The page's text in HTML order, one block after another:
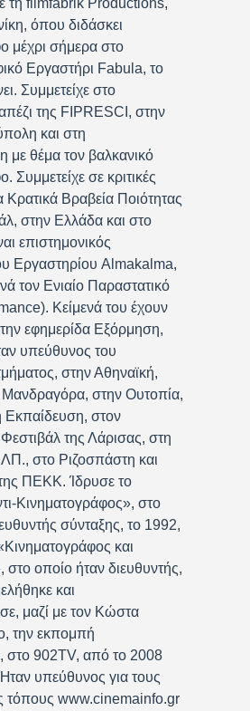
όπου διδάσκει
μέχρι σήμερα στο
Εργαστήρι Fabula, το
Συμμετείχε στο
της FIPRESCI, στην
και στη
με θέμα τον βαλκανικό
Συμμετείχε σε κριτικές
Κρατικά Βραβεία Ποιότητας
στην Ελλάδα και στο
επιστημονικός
Εργαστηρίου Almakalma,
τον Ενιαίο Παραστατικό
Κείμενά του έχουν
εφημερίδα Εξόρμηση,
υπεύθυνος του
στην Αθηναϊκή,
Μανδραγόρα, στην Ουτοπία,
Εκπαίδευση, στον
της Λάρισας, στη
στο Ριζοσπάστη και
ΠΕΚΚ. Ίδρυσε το
Κινηματογράφος», στο
σύνταξης, το 1992,
και
στο οποίο ήταν διευθυντής,
και
μαζί με τον Κώστα
την εκπομπή
στο 902TV, από το 2008
υπεύθυνος για τους
τόπους www.cinemainfo.gr